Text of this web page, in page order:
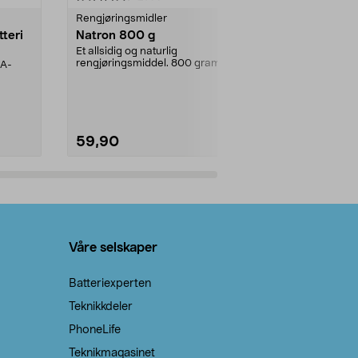
Rengjøringsmidler
Natron 800 g
Et allsidig og naturlig
rengjøringsmiddel. 800 gram
59,90
Våre selskaper
Batteriexperten
Teknikkdeler
PhoneLife
Teknikmagasinet